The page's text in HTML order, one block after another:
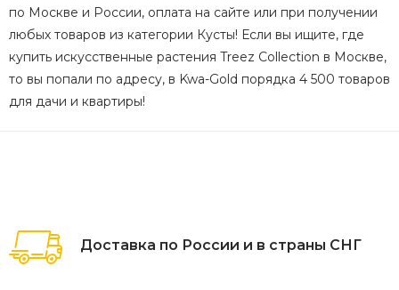
по Москве и России, оплата на сайте или при получении
любых товаров из категории Кусты! Если вы ищите, где
купить искусственные растения Treez Collection в Москве,
то вы попали по адресу, в Kwa-Gold порядка 4 500 товаров
для дачи и квартиры!
Доставка по России и в страны СНГ